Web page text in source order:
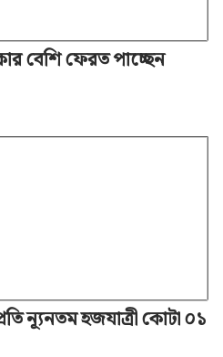
বেশি ফেরত পাচ্ছেন
ন্যূনতম হজযাত্রী কোটা ০১